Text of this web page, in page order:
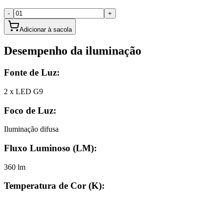
- +
Adicionar à sacola
Desempenho da iluminação
Fonte de Luz:
2 x LED G9
Foco de Luz:
Iluminação difusa
Fluxo Luminoso (LM):
360 lm
Temperatura de Cor (K):